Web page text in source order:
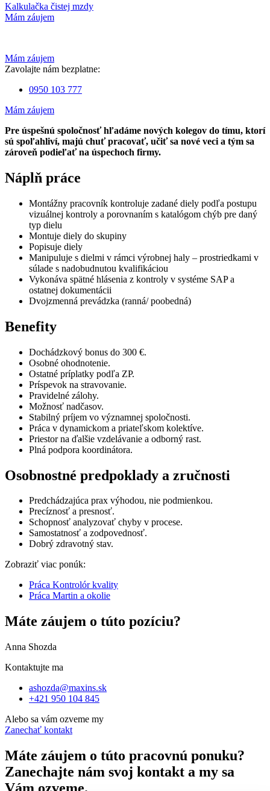
Kalkulačka čistej mzdy
Mám záujem
Mám záujem
Zavolajte nám bezplatne:
0950 103 777
Mám záujem
Pre úspešnú spoločnosť hľadáme nových kolegov do tímu, ktorí
sú spoľahliví, majú chuť pracovať, učiť sa nové veci a tým sa
zároveň podieľať na úspechoch firmy.
Náplň práce
Montážny pracovník kontroluje zadané diely podľa postupu
vizuálnej kontroly a porovnaním s katalógom chýb pre daný
typ dielu
Montuje diely do skupiny
Popisuje diely
Manipuluje s dielmi v rámci výrobnej haly – prostriedkami v
súlade s nadobudnutou kvalifikáciou
Vykonáva spätné hlásenia z kontroly v systéme SAP a
ostatnej dokumentácii
Dvojzmenná prevádzka (ranná/ poobedná)
Benefity
Dochádzkový bonus do 300 €.
Osobné ohodnotenie.
Ostatné príplatky podľa ZP.
Príspevok na stravovanie.
Pravidelné zálohy.
Možnosť nadčasov.
Stabilný príjem vo významnej spoločnosti.
Práca v dynamickom a priateľskom kolektíve.
Priestor na ďalšie vzdelávanie a odborný rast.
Plná podpora koordinátora.
Osobnostné predpoklady a zručnosti
Predchádzajúca prax výhodou, nie podmienkou.
Precíznosť a presnosť.
Schopnosť analyzovať chyby v procese.
Samostatnosť a zodpovednosť.
Dobrý zdravotný stav.
Zobraziť viac ponúk:
Práca Kontrolór kvality
Práca Martin a okolie
Máte záujem o túto pozíciu?
Anna Shozda
Kontaktujte ma
ashozda@maxins.sk
+421 950 104 845
Alebo sa vám ozveme my
Zanechať kontakt
Máte záujem o túto pracovnú ponuku?
Zanechajte nám svoj kontakt a my sa